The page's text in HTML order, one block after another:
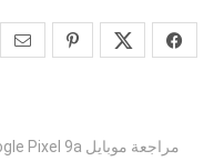
مراجعة موبايل Google Pixel 9a